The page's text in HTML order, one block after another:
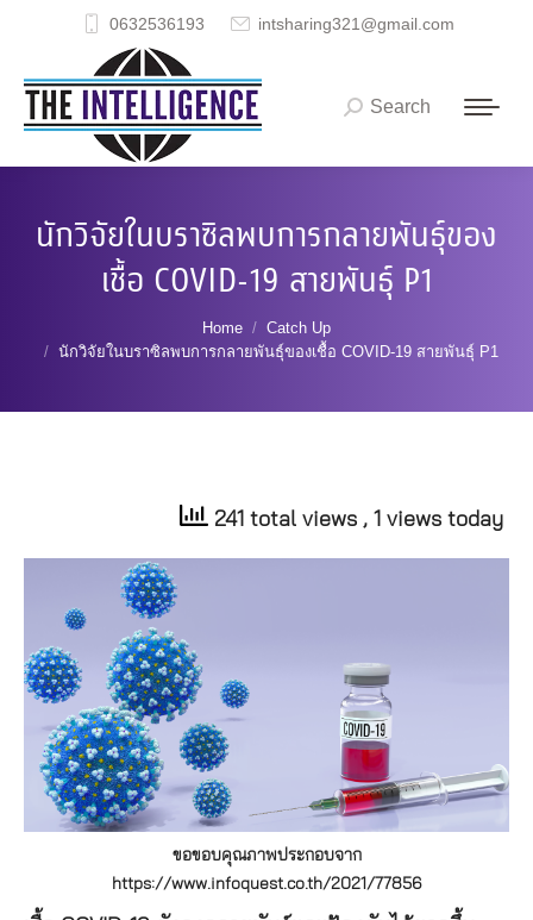
0632536193 intsharing321@gmail.com
Search:
Search
นักวิจัยในบราซิลพบการกลายพันธุ์ของ
เชื้อ COVID-19 สายพันธ์ุ P1
Home
Catch Up
นักวิจัยในบราซิลพบการกลายพันธุ์ของเชื้อ COVID-19 สายพันธ์ุ P1
241 total views , 1 views today
ขอขอบคุณภาพประกอบจาก
https://www.infoquest.co.th/2021/77856